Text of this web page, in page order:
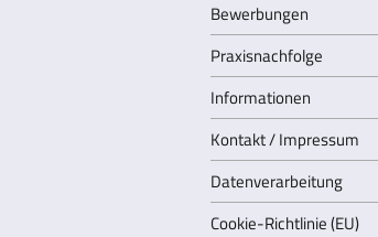
Bewerbungen
Praxisnachfolge
Informationen
Kontakt / Impressum
Datenverarbeitung
Cookie-Richtlinie (EU)